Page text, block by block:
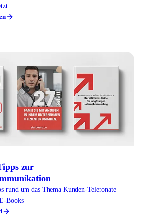
zur
rund um das Thema Kunden-Telefonate
Books